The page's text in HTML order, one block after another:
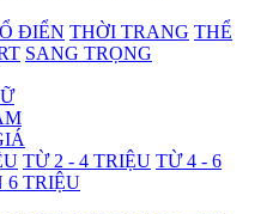
ĐIỂN THỜI TRANG THỂ
SANG TRỌNG
TỪ 2 - 4 TRIỆU TỪ 4 - 6
6 TRIỆU